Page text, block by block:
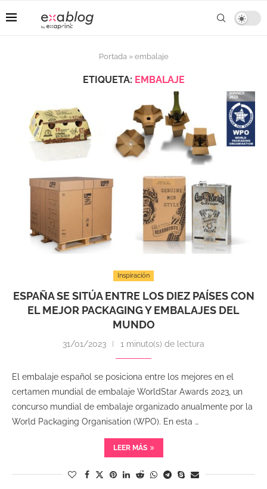
Portada» embalaje
ETIQUETA: EMBALAJE
Inspiración
ESPAÑA SE SITÚA ENTRE LOS DIEZ PAÍSES CON
EL MEJOR PACKAGING Y EMBALAJES DEL
MUNDO
31/01/2023 1 minuto(s) de lectura
El embalaje español se posiciona entre los mejores en el
certamen mundial de embalaje WorldStar Awards 2023, un
concurso mundial de embalaje organizado anualmente por la
World Packaging Organisation (WPO). En esta …
LEER MÁS